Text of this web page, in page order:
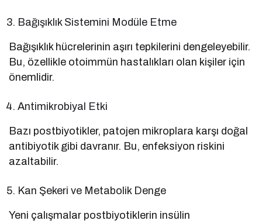
Bağışıklık Sistemini Modüle Etme
Bağışıklık hücrelerinin aşırı tepkilerini dengeleyebilir.
Bu, özellikle otoimmün hastalıkları olan kişiler için
önemlidir.
Antimikrobiyal Etki
Bazı postbiyotikler, patojen mikroplara karşı doğal
antibiyotik gibi davranır. Bu, enfeksiyon riskini
azaltabilir.
Kan Şekeri ve Metabolik Denge
Yeni çalışmalar postbiyotiklerin insülin